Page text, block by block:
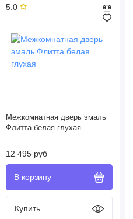
5.0
Межкомнатная дверь эмаль
Флитта белая глухая
12 495 руб
Купить